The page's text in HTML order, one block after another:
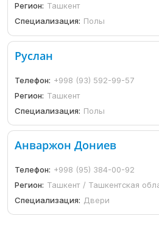
Регион: Ташкент
Специализация: Полы
Руслан
Телефон: +998 (93) 592-99-57
Регион: Ташкент
Специализация: Полы
Анваржон Дониев
Телефон: +998 (95) 384-00-92
Регион: Ташкент / Ташкентская
Специализация: Двери